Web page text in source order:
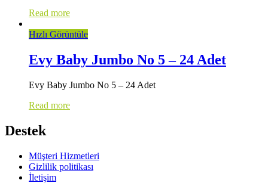
Read more
Hızlı Görüntüle
Evy Baby Jumbo No 5 – 24 Adet
Evy Baby Jumbo No 5 – 24 Adet
Read more
Destek
Müşteri Hizmetleri
Gizlilik politikası
İletişim